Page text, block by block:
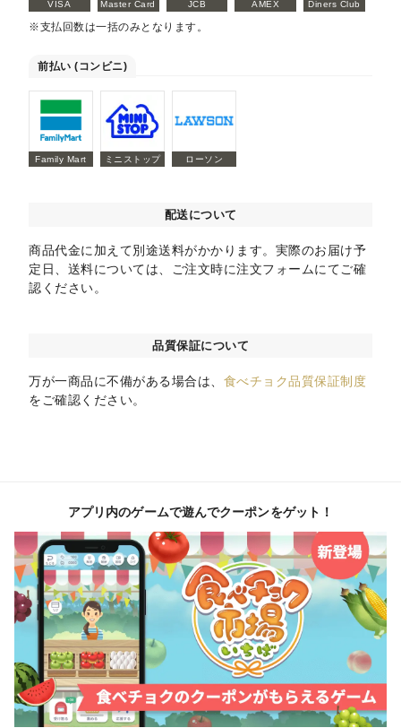
VISA Master Card JCB AMEX Diners Club
※支払回数は一括のみとなります。
前払い (コンビニ)
Family Mart ミニストップ ローソン
配送について
商品代金に加えて別途送料がかかります。実際のお届け予
定日、送料については、ご注文時に注文フォームにてご確
認ください。
品質保証について
万が一商品に不備がある場合は、 食べチョク品質保証制度
をご確認ください。
アプリ内のゲームで遊んでクーポンをゲット！